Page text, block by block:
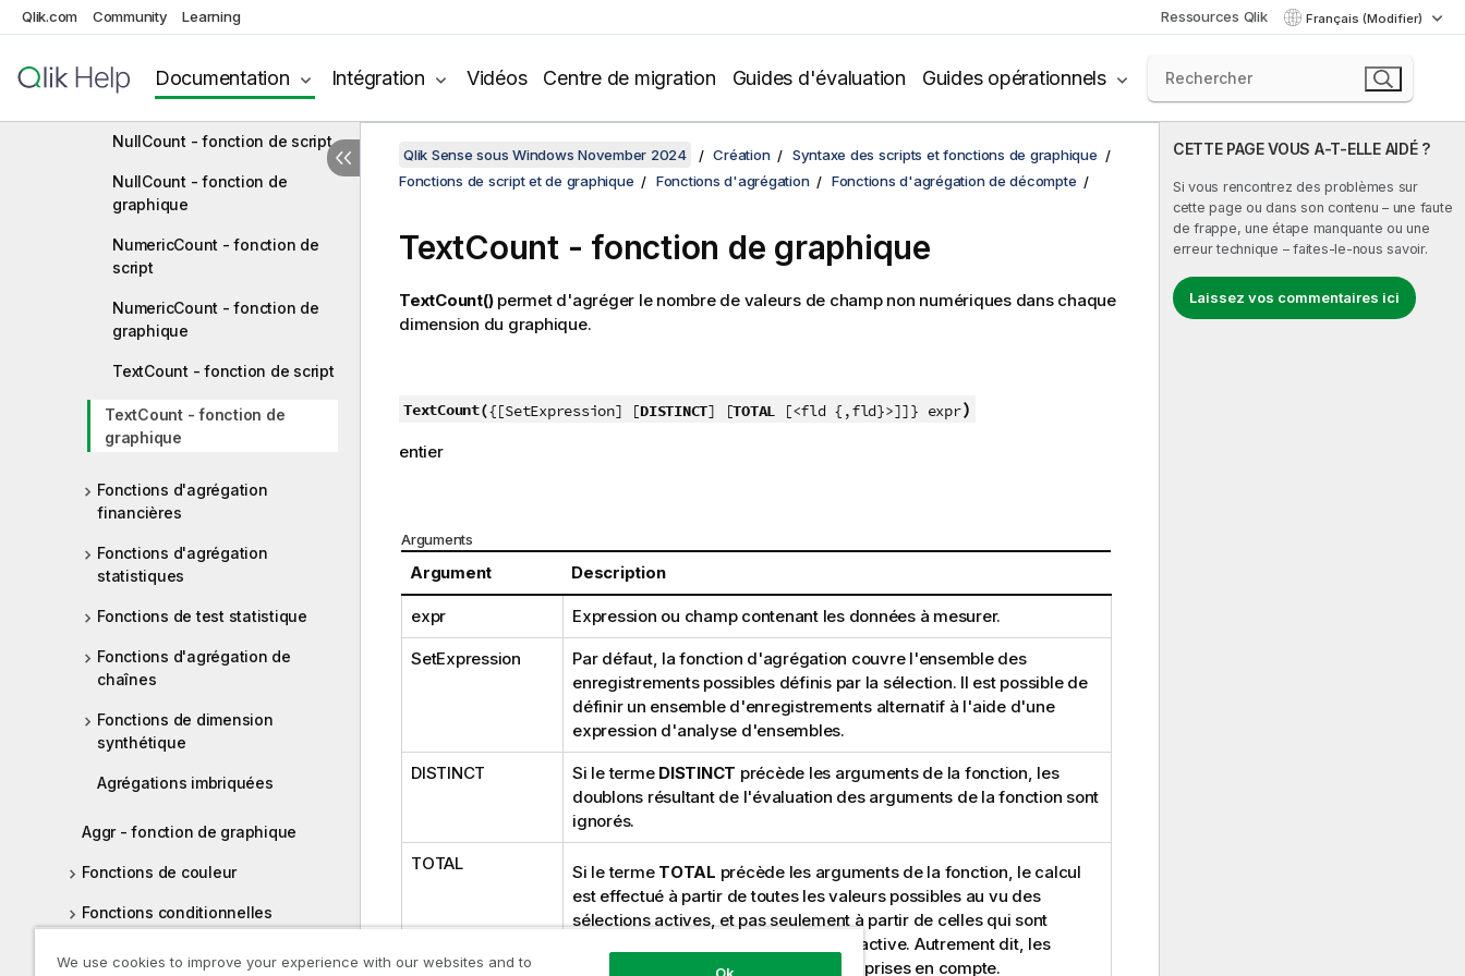
Qlik.com Community Learning Ressources Qlik Français (Modifier)
Documentation Intégration Vidéos Centre de migration Guides d'évaluation Guides opérationnels
MissingCount - fonction de
script
MissingCount - fonction de
graphique
NullCount - fonction de script
NullCount - fonction de
graphique
NumericCount - fonction de
script
NumericCount - fonction de
graphique
TextCount - fonction de script
TextCount - fonction de
graphique
Fonctions d'agrégation
financières
Fonctions d'agrégation
statistiques
Fonctions de test statistique
Fonctions d'agrégation de
chaînes
Fonctions de dimension
synthétique
Agrégations imbriquées
Aggr - fonction de graphique
Fonctions de couleur
Fonctions conditionnelles
CETTE PAGE VOUS A-T-ELLE AIDÉ ?
Si vous rencontrez des problèmes sur
cette page ou dans son contenu – une faute
de frappe, une étape manquante ou une
erreur technique – faites-le-nous savoir.
Laissez vos commentaires ici
Qlik Sense sous Windows November 2024 Création
Syntaxe des scripts et fonctions de graphique
Fonctions de script et de graphique
Fonctions d'agrégation Fonctions d'agrégation de décompte
TextCount- fonction de graphique
TextCount() permet d'agréger le nombre de valeurs de champ non numériques dans chaque
dimension du graphique.
TextCount({[SetExpression] [DISTINCT] [TOTAL [<fld {,fld}>]]} expr)
entier
Arguments
Argument Description
expr Expression ou champ contenant les données à mesurer.
SetExpression
Par défaut, la fonction d'agrégation couvre l'ensemble des
enregistrements possibles définis par la sélection. Il est possible de
définir un ensemble d'enregistrements alternatif à l'aide d'une
expression d'analyse d'ensembles.
DISTINCT Si le terme DISTINCT précède les arguments de la fonction, les
doublons résultant de l'évaluation des arguments de la fonction sont
ignorés.
TOTAL Si le terme TOTAL précède les arguments de la fonction, le calcul
est effectué à partir de toutes les valeurs possibles au vu des
sélections actives, et pas seulement à partir de celles qui sont
associées à la valeur dimensionnelle active. Autrement dit, les
dimensions du graphique ne sont pas prises en compte.
We use cookies to improve your experience with our websites and to